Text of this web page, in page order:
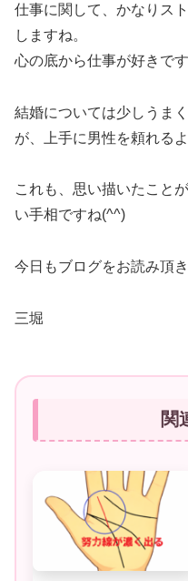
仕事に関して、かなりス
しますね。
心の底から仕事が好きです
結婚については少しうま
が、上手に男性を頼れる
これも、思い描いたこと
い手相ですね(^^)
今日もブログをお読み頂
三堀
関